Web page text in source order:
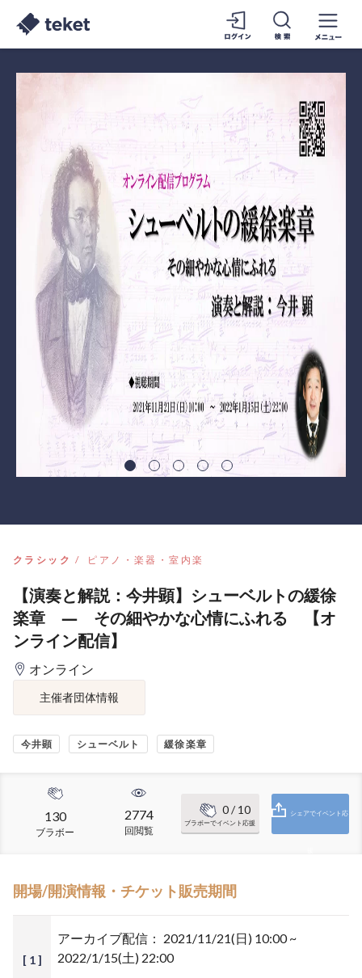
クラシック ピアノ・楽器・室内楽
【演奏と解説：今井顕】シューベルトの緩徐
楽章 ― その細やかな心情にふれる 【オ
ンライン配信】
オンライン
主催者団体情報
今井顕 シューベルト 緩徐楽章
130
ブラボー
2774
回閲覧
0/ 10
ブラボーでイベント応援
シェアでイベント応
開場/開演情報・チケット販売期間
[ 1 ]
アーカイブ配信： 2021/11/21(日) 10:00 ~
2022/1/15(土) 22:00